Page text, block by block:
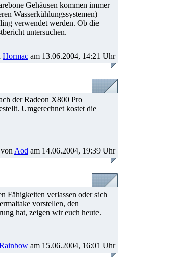
Gehäusen kommen immer
Wasserkühlungssystemen)
verwendet werden. Ob die
untersuchen.
Hormac am 13.06.2004, 14:21 Uhr
der Radeon X800 Pro
Umgerechnet kostet die
Aod am 14.06.2004, 19:39 Uhr
Fähigkeiten verlassen oder sich
vorstellen, den
hat, zeigen wir euch heute.
am 15.06.2004, 16:01 Uhr